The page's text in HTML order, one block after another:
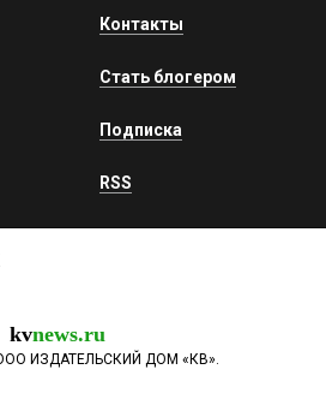
Контакты
Стать блогером
Подписка
RSS
kvnews.ru
ИЗДАТЕЛЬСКИЙ ДОМ «КВ».